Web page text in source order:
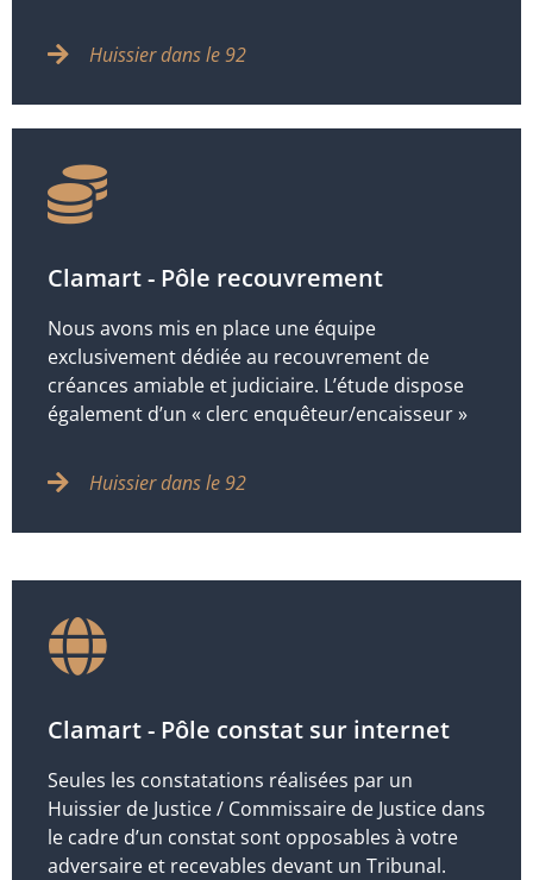
Huissier dans le 92
Clamart - Pôle recouvrement
Nous avons mis en place une équipe
exclusivement dédiée au recouvrement de
créances amiable et judiciaire. L’étude dispose
également d’un « clerc enquêteur/encaisseur »
Huissier dans le 92
Clamart - Pôle constat sur internet
Seules les constatations réalisées par un
Huissier de Justice / Commissaire de Justice dans
le cadre d’un constat sont opposables à votre
adversaire et recevables devant un Tribunal.